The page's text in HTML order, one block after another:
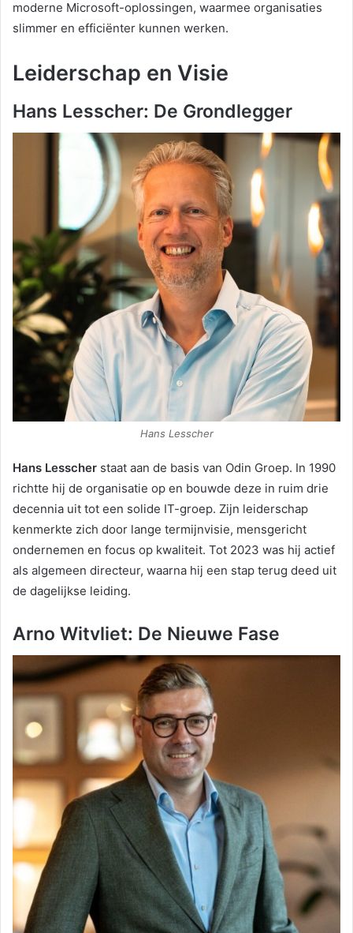
moderne Microsoft-oplossingen, waarmee organisaties
slimmer en efficiënter kunnen werken.
Leiderschap en Visie
Hans Lesscher: De Grondlegger
Hans Lesscher
Hans Lesscher staat aan de basis van Odin Groep. In 1990
richtte hij de organisatie op en bouwde deze in ruim drie
decennia uit tot een solide IT-groep. Zijn leiderschap
kenmerkte zich door lange termijnvisie, mensgericht
ondernemen en focus op kwaliteit. Tot 2023 was hij actief
als algemeen directeur, waarna hij een stap terug deed uit
de dagelijkse leiding.
Arno Witvliet: De Nieuwe Fase